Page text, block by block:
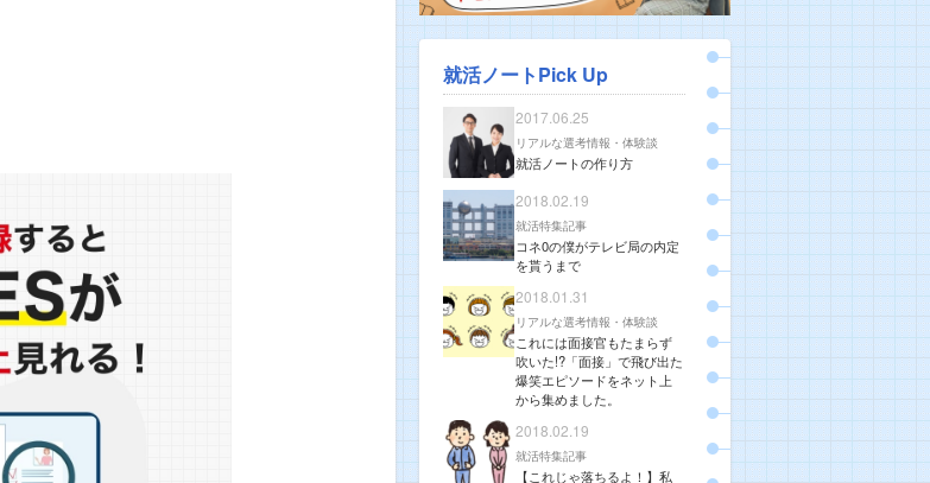
就活ノートPick Up
2017.06.25
リアルな選考情報・体験談
就活ノートの作り方
2018.02.19
就活特集記事
コネ0の僕がテレビ局の内定
を貰うまで
2018.01.31
リアルな選考情報・体験談
これには面接官もたまらず
吹いた!?「面接」で飛び出た
爆笑エピソードをネット上
から集めました。
2018.02.19
就活特集記事
【これじゃ落ちるよ！】私